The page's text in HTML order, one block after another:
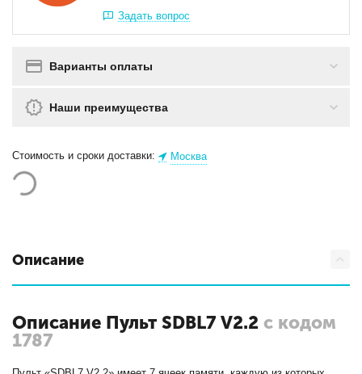
Задать вопрос
Варианты оплаты
Наши преимущества
Стоимость и сроки доставки: Москва
Описание
Описание Пульт SDBL7 V2.2 с кодом
1787